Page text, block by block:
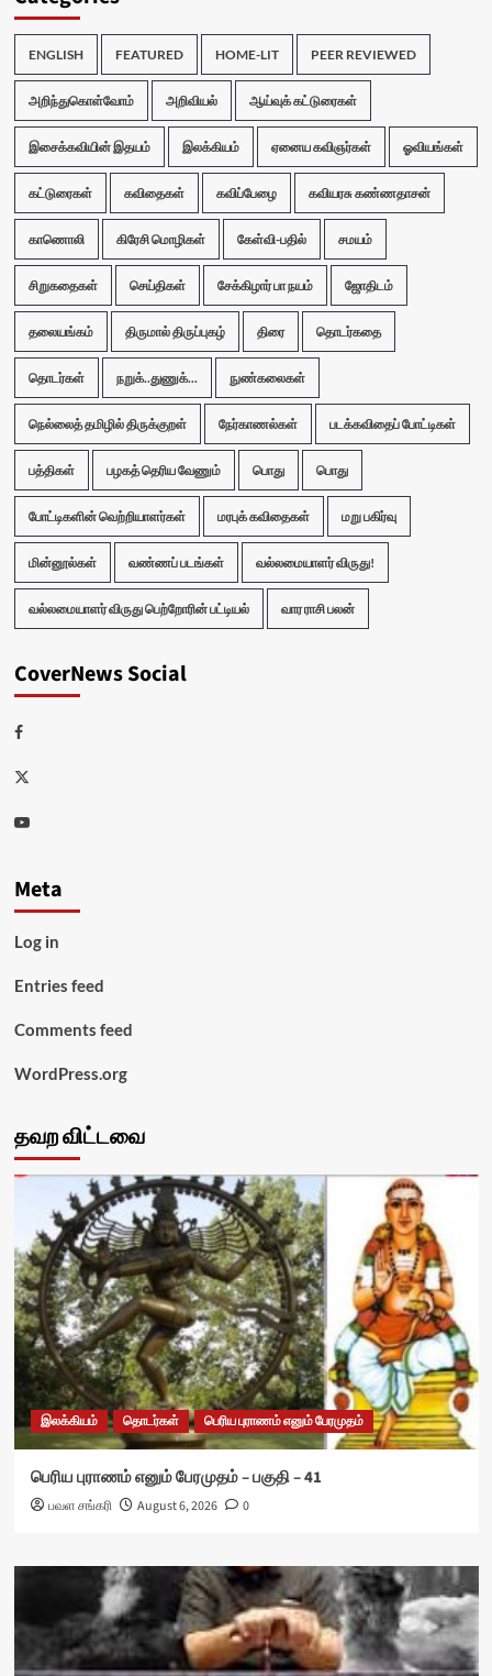
ENGLISH FEATURED HOME-LIT PEER REVIEWED
அறிந்துகொள்வோம் அறிவியல் ஆய்வுக் கட்டுரைகள்
இசைக்கவியின் இதயம் இலக்கியம் ஏனைய கவிஞர்கள் ஓவியங்கள்
கட்டுரைகள் கவிதைகள் கவிப்பேழை கவியரசு கண்ணதாசன்
காணொலி கிரேசி மொழிகள் கேள்வி-பதில் சமயம்
சிறுகதைகள் செய்திகள் சேக்கிழார் பா நயம் ஜோதிடம்
தலையங்கம் திருமால் திருப்புகழ் திரை தொடர்கதை
தொடர்கள் நறுக்..துணுக்... நுண்கலைகள்
நெல்லைத் தமிழில் திருக்குறள் நேர்காணல்கள் படக்கவிதைப் போட்டிகள்
பத்திகள் பழகத் தெரிய வேணும் பொது பொது
போட்டிகளின் வெற்றியாளர்கள் மரபுக் கவிதைகள் மறு பகிர்வு
மின்னூல்கள் வண்ணப் படங்கள் வல்லமையாளர் விருது!
வல்லமையாளர் விருது பெற்றோரின் பட்டியல் வார ராசி பலன்
CoverNews Social
Facebook
Twitter
Youtube
Meta
Log in
Entries feed
Comments feed
WordPress.org
தவற விட்டவை
இலக்கியம் தொடர்கள் பெரிய புராணம் எனும் பேரமுதம்
பெரிய புராணம் எனும் பேரமுதம் – பகுதி – 41
பவள சங்கரி August 6, 2026 0